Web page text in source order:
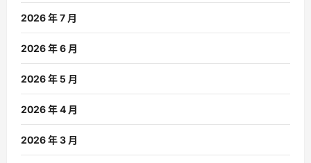
2026 年 7 月
2026 年 6 月
2026 年 5 月
2026 年 4 月
2026 年 3 月